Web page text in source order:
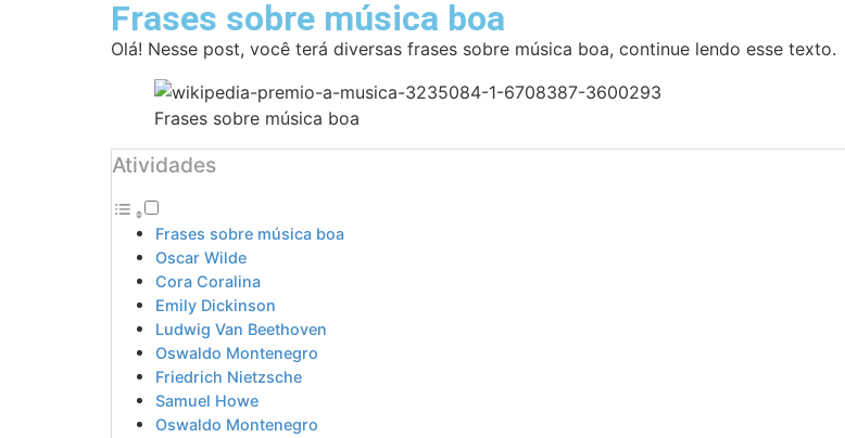
Frases sobre música boa
Olá! Nesse post, você terá diversas frases sobre música boa, continue lendo esse texto.
Frases sobre música boa
Atividades
Frases sobre música boa
Oscar Wilde
Cora Coralina
Emily Dickinson
Ludwig Van Beethoven
Oswaldo Montenegro
Friedrich Nietzsche
Samuel Howe
Oswaldo Montenegro